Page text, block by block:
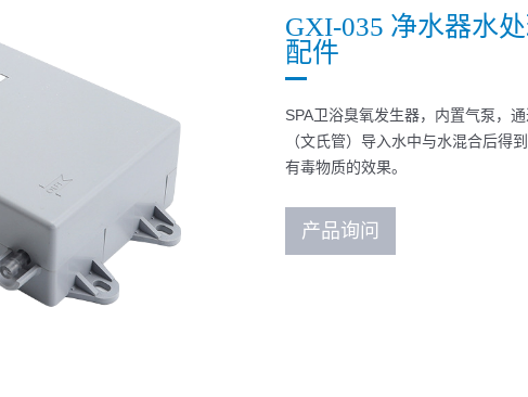
GXI-035 净水器水
配件
SPA卫浴臭氧发生器，内置气泵，
（文氏管）导入水中与水混合后得
有毒物质的效果。
产品询问